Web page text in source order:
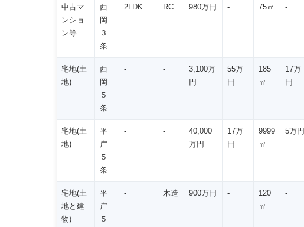
中古マ
ンショ
ン等
西
岡
３
条
2LDK RC 980万円 - 75㎡ -
宅地(土
地)
西
岡
５
条
- -
3,100万
円
55万
円
185
㎡
17万
円
宅地(土
地)
平
岸
５
条
- -
40,000
万円
17万
円
9999
㎡
5万円
宅地(土
地と建
物)
平
岸
５
- 木造 900万円 -
120
㎡
-